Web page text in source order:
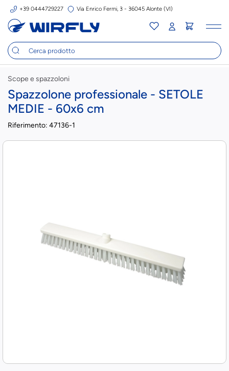
+39 0444729227 Via Enrico Fermi, 3 - 36045 Alonte (VI)
Scope e spazzoloni
Spazzolone professionale - SETOLE
MEDIE - 60x6 cm
Riferimento: 47136-1